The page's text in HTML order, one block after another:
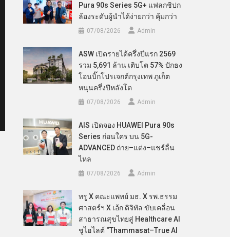
Pura 90s Series 5G+ แฟลกชิปก
ล้องระดับผู้นำได้ง่ายกว่า คุ้มกว่า
07/08/2026 Admin
ASW เปิดรายได้ครึ่งปีแรก 2569
รวม 5,691 ล้าน เติบโต 57% ปักธง
โอนบิ๊กโปรเจกต์กรุงเทพ ภูเก็ต
หนุนครึ่งปีหลังโต
07/08/2026 Admin
AIS เปิดจอง HUAWEI Pura 90s
Series ก่อนใคร บน 5G-
ADVANCED ถ่าย–แต่ง–แชร์ลื่น
ไหล
07/08/2026 Admin
ทรู X คณะแพทย์ มธ. X รพ.ธรรม
ศาสตร์ฯ X เอ้ก ดิจิทัล ขับเคลื่อน
สาธารณสุขไทยสู่ Healthcare AI
ชูไฮไลต์ “Thammasat–True AI